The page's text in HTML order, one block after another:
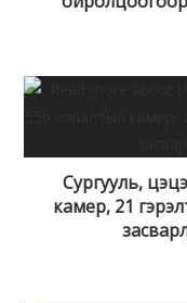
Сургууль,
камер, 21